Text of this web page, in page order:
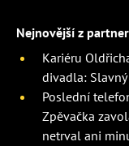
Nejnovější z
Kariéru
divadla:
Poslední
Zpěvačka
netrval ani